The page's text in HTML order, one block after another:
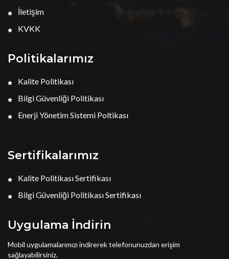
İletişim
KVKK
Politikalarımız
Kalite Politikası
Bilgi Güvenliği Politikası
Enerji Yönetim Sistemi Poltikası
Sertifikalarımız
Kalite Politikası Sertifikası
Bilgi Güvenliği Politikası Sertifikası
Uygulama İndirin
Mobil uygulamalarımızı indirerek telefonunuzdan erişim
sağlayabilirsiniz.